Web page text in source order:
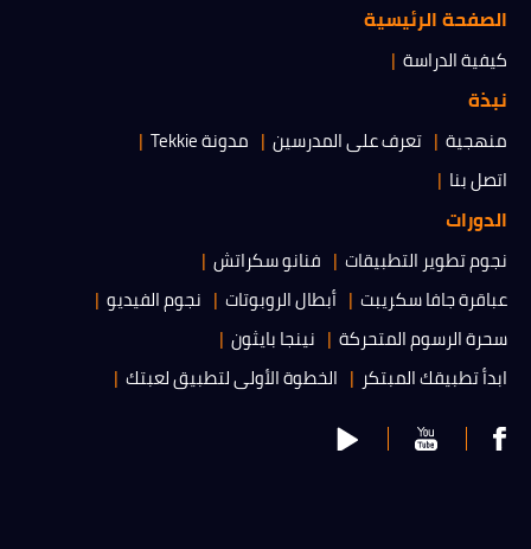
الصفحة الرئيسية
كيفية الدراسة
نبذة
منهجية تعرف على المدرسين
مدونة Tekkie
اتصل بنا
الدورات
نجوم تطوير التطبيقات
فنانو سكراتش
عباقرة جافا سكريبت
أبطال الروبوتات
نجوم الفيديو
سحرة الرسوم المتحركة
نينجا بايثون
ابدأ تطبيقك المبتكر
الخطوة الأولى لتطبيق لعبتك